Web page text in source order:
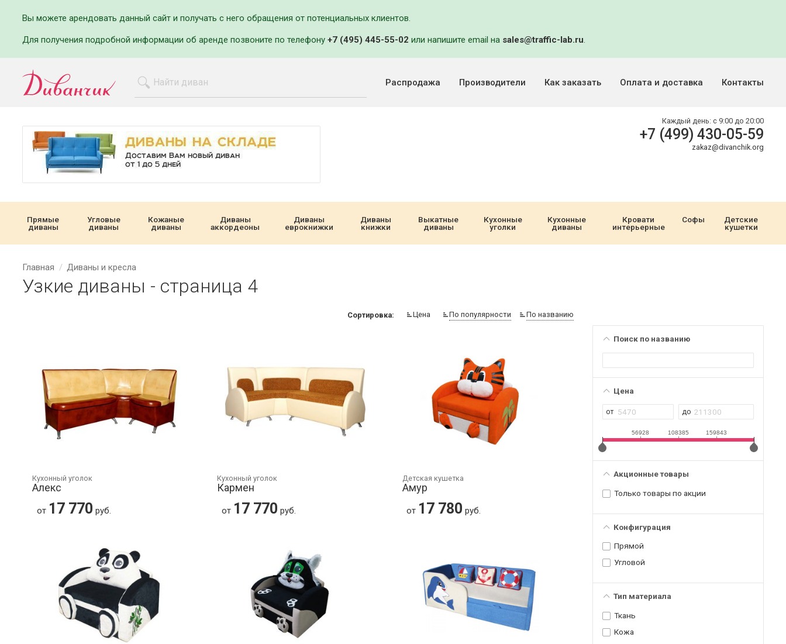
Вы можете арендовать данный сайт и получать с него обращения от потенциальных клиентов.
Для получения подробной информации об аренде позвоните по телефону +7 (495) 445-55-02 или напишите email на sales@traffic-lab.ru.
Распродажа Производители Как заказать Оплата и доставка Контакты
Каждый день: с 9:00 до 20:00
+7 (499) 430-05-59
zakaz@divanchik.org
Прямые
диваны
Угловые
диваны
Кожаные
диваны
Диваны
аккордеоны
Диваны
еврокнижки
Диваны
книжки
Выкатные
диваны
Кухонные
уголки
Кухонные
диваны
Кровати
интерьерные
Софы
Детские
кушетки
Главная Диваны и кресла
Узкие диваны - страница 4
Поиск по названию
Цена
56928 108385 159843
Акционные товары
Только товары по акции
Конфигурация
Прямой
Угловой
Тип материала
Ткань
Кожа
Сортировка: Цена По популярности По названию
Кухонный уголок
Алекс
от 17 770 руб.
Кухонный уголок
Кармен
от 17 770 руб.
Детская кушетка
Амур
от 17 780 руб.